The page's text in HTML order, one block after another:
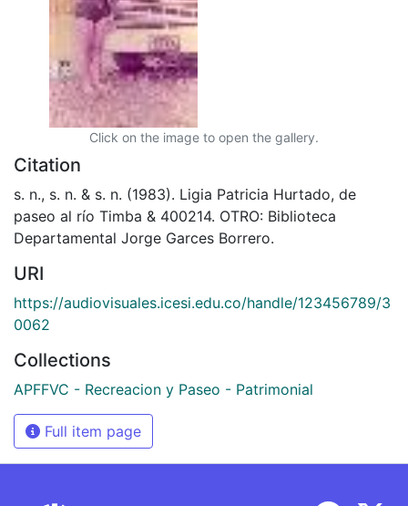
Click on the image to open the gallery.
Citation
s. n., s. n. & s. n. (1983). Ligia Patricia Hurtado, de
paseo al río Timba & 400214. OTRO: Biblioteca
Departamental Jorge Garces Borrero.
URI
https://audiovisuales.icesi.edu.co/handle/123456789/3
0062
Collections
APFFVC - Recreacion y Paseo - Patrimonial
Full item page